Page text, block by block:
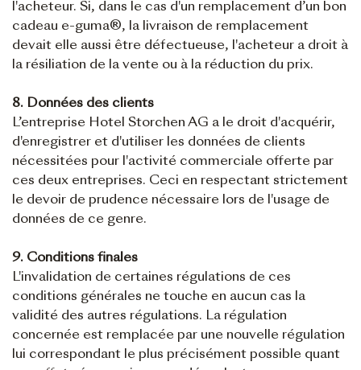
l'acheteur. Si, dans le cas d'un remplacement d’un bon
cadeau e-guma®, la livraison de remplacement
devait elle aussi être défectueuse, l'acheteur a droit à
la résiliation de la vente ou à la réduction du prix.
8. Données des clients
L’entreprise Hotel Storchen AG a le droit d'acquérir,
d'enregistrer et d'utiliser les données de clients
nécessitées pour l'activité commerciale offerte par
ces deux entreprises. Ceci en respectant strictement
le devoir de prudence nécessaire lors de l'usage de
données de ce genre.
9. Conditions finales
L'invalidation de certaines régulations de ces
conditions générales ne touche en aucun cas la
validité des autres régulations. La régulation
concernée est remplacée par une nouvelle régulation
lui correspondant le plus précisément possible quant